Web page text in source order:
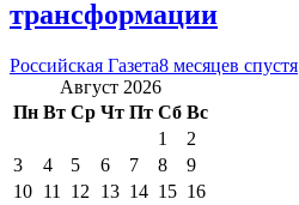
трансформации
Российская Газета8 месяцев спустя
Август 2026
Пн Вт Ср Чт Пт Сб Вс
1
2
3
4 5 6 7 8
9
10 11 12 13 14 15 16